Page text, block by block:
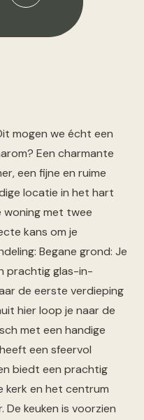
mogen we écht een
Een charmante
een fijne en ruime
locatie in het hart
woning met twee
kans om je
Begane grond: Je
prachtig glas-in-
de eerste verdieping
hier loop je naar de
met een handige
een sfeervol
biedt een prachtig
en het centrum
keuken is voorzien